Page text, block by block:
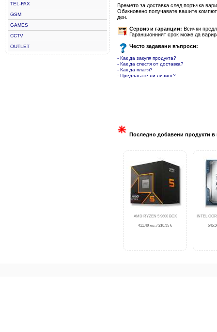
TEL-FAX
GSM
GAMES
CCTV
OUTLET
Времето за доставка след поръчка
Обикновено получавате вашите
ден.
Сервиз и гаранции: Всички
Гаранционният срок може да
Често задавани въпроси:
- Как да закупя продукта?
- Как да спестя от доставка?
- Как да платя?
- Предлагате ли лизинг?
Последно добавени продукти в
AMD RYZEN 5 9600 BOX
411.40 лв. / 210.35 €
INTEL